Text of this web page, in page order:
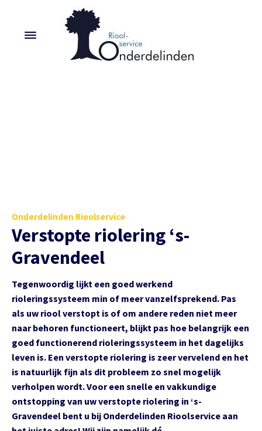
Onderdelinden Rioolservice
Verstopte riolering ‘s-
Gravendeel
Tegenwoordig lijkt een goed werkend
rioleringssysteem min of meer vanzelfsprekend. Pas
als uw riool verstopt is of om andere reden niet meer
naar behoren functioneert, blijkt pas hoe belangrijk een
goed functionerend rioleringssysteem in het dagelijks
leven is. Een verstopte riolering is zeer vervelend en het
is natuurlijk fijn als dit probleem zo snel mogelijk
verholpen wordt. Voor een snelle en vakkundige
ontstopping van uw verstopte riolering in ‘s-
Gravendeel bent u bij Onderdelinden Rioolservice aan